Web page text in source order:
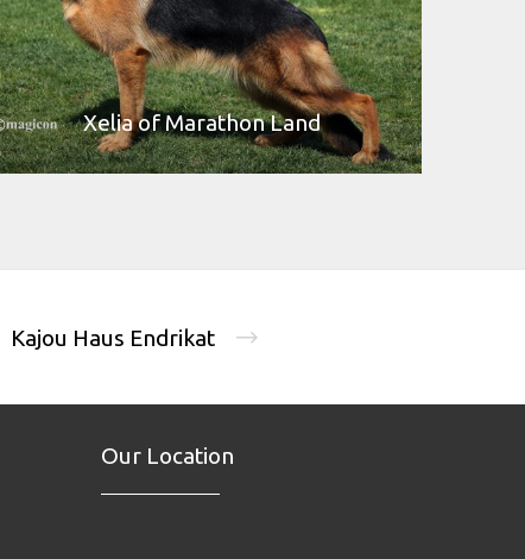
Xelia of Marathon Land
Kajou Haus Endrikat
Our Location